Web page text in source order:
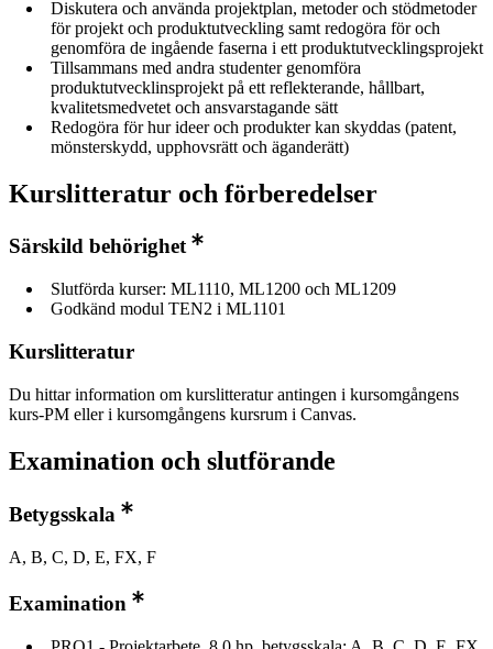
Diskutera och använda projektplan, metoder och stödmetoder
för projekt och produktutveckling samt redogöra för och
genomföra de ingående faserna i ett produktutvecklingsprojekt
Tillsammans med andra studenter genomföra
produktutvecklinsprojekt på ett reflekterande, hållbart,
kvalitetsmedvetet och ansvarstagande sätt
Redogöra för hur ideer och produkter kan skyddas (patent,
mönsterskydd, upphovsrätt och äganderätt)
Kurslitteratur och förberedelser
Särskild behörighet
Slutförda kurser: ML1110, ML1200 och ML1209
Godkänd modul TEN2 i ML1101
Kurslitteratur
Du hittar information om kurslitteratur antingen i kursomgångens
kurs-PM eller i kursomgångens kursrum i Canvas.
Examination och slutförande
Betygsskala
A, B, C, D, E, FX, F
Examination